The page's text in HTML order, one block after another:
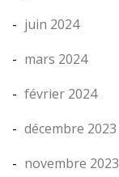
juin 2024
mars 2024
février 2024
décembre 2023
novembre 2023